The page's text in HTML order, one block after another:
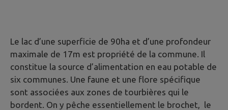
Le lac d’une superficie de 90ha et d’une profondeur
maximale de 17m est propriété de la commune. Il
constitue la source d’alimentation en eau potable de
six communes. Une faune et une flore spécifique
sont associées aux zones de tourbières qui le
bordent. On y pêche essentiellement le brochet, le